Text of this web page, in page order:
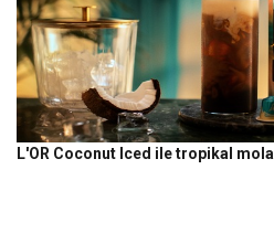
L'OR Coconut Iced ile tropikal mola